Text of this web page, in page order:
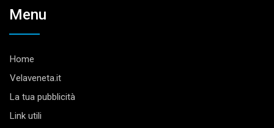
Menu
Home
Velaveneta.it
La tua pubblicità
Link utili